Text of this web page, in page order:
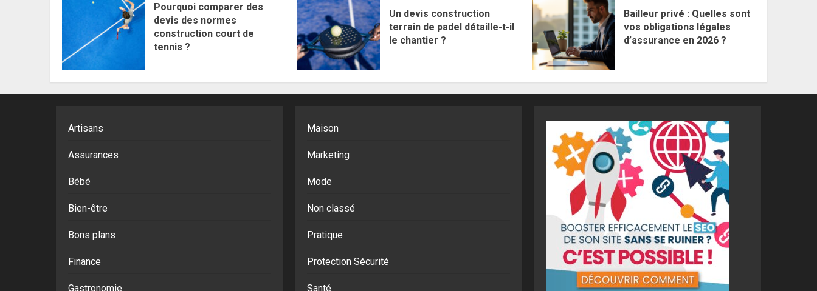
Pourquoi comparer des
devis des normes
construction court de
tennis ?
Un devis construction
terrain de padel détaille-t-il
le chantier ?
Bailleur privé : Quelles sont
vos obligations légales
d’assurance en 2026 ?
Artisans
Assurances
Bébé
Bien-être
Bons plans
Finance
Gastronomie
Maison
Marketing
Mode
Non classé
Pratique
Protection Sécurité
Santé